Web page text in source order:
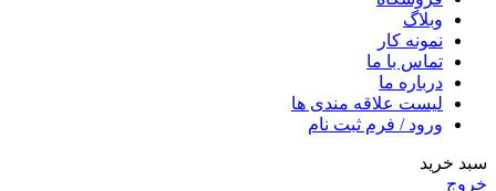
وبلاگ
نمونه کار
تماس با ما
درباره ما
لیست علاقه مندی ها
ورود / فرم ثبت نام
سبد خرید
خروج